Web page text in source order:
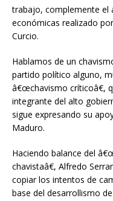
trabajo, complemente el
económicas realizado
Curcio.
Hablamos de un
partido político alguno,
â€œchavismo críticoâ€,
integrante del alto
sigue expresando su
Maduro.
Haciendo balance del
chavistaâ€, Alfredo
copiar los intentos de
base del desarrollismo